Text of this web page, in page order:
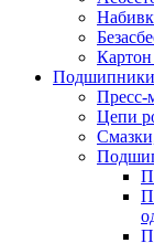
Пресс-
Цепи